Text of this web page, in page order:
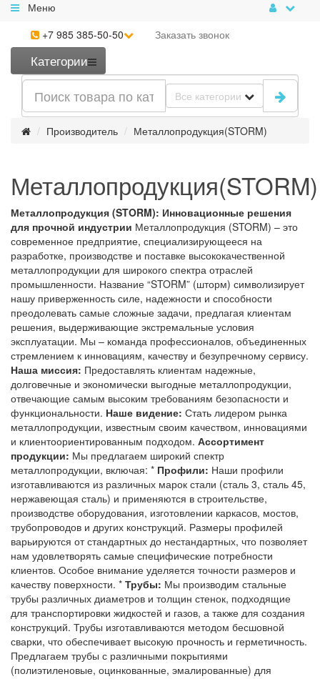
Меню
+7 985 385-50-50
Заказать звонок
Категории
Все категории
Производитель Металлопродукция(STORM)
Металлопродукция(STORM)
Металлопродукция (STORM): Инновационные решения
для прочной индустрии Металлопродукция (STORM) – это
современное предприятие, специализирующееся на
разработке, производстве и поставке высококачественной
металлопродукции для широкого спектра отраслей
промышленности. Название “STORM” (шторм) символизирует
нашу приверженность силе, надежности и способности
преодолевать самые сложные задачи, предлагая клиентам
решения, выдерживающие экстремальные условия
эксплуатации. Мы – команда профессионалов, объединенных
стремлением к инновациям, качеству и безупречному сервису.
Наша миссия: Предоставлять клиентам надежные,
долговечные и экономически выгодные металлопродукции,
отвечающие самым высоким требованиям безопасности и
функциональности. Наше видение: Стать лидером рынка
металлопродукции, известным своим качеством, инновациями
и клиентоориентированным подходом. Ассортимент
продукции: Мы предлагаем широкий спектр
металлопродукции, включая: * Профили: Наши профили
изготавливаются из различных марок стали (сталь 3, сталь 45,
нержавеющая сталь) и применяются в строительстве,
производстве оборудования, изготовлении каркасов, мостов,
трубопроводов и других конструкций. Размеры профилей
варьируются от стандартных до нестандартных, что позволяет
нам удовлетворять самые специфические потребности
клиентов. Особое внимание уделяется точности размеров и
качеству поверхности. * Трубы: Мы производим стальные
трубы различных диаметров и толщин стенок, подходящие
для транспортировки жидкостей и газов, а также для создания
конструкций. Трубы изготавливаются методом бесшовной
сварки, что обеспечивает высокую прочность и герметичность.
Предлагаем трубы с различными покрытиями
(полиэтиленовые, оцинкованные, эмалированные) для